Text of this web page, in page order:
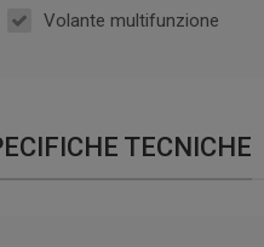
Volante multifunzione
TECNICHE